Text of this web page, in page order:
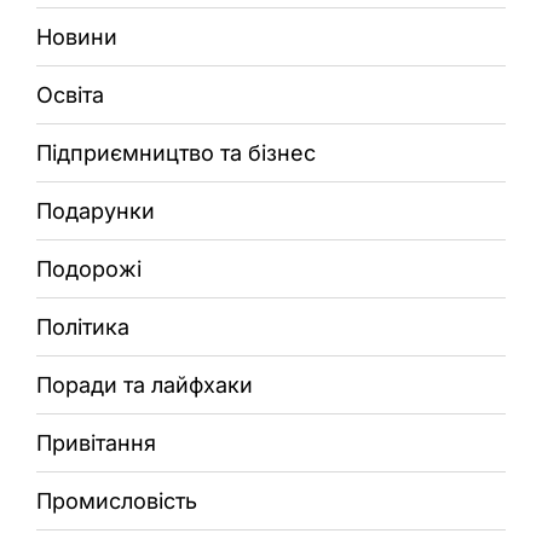
Новини
Освіта
Підприємництво та бізнес
Подарунки
Подорожі
Політика
Поради та лайфхаки
Привітання
Промисловість